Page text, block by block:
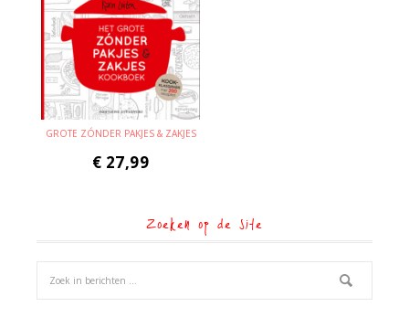
GROTE ZÓNDER PAKJES & ZAKJES
€ 27,99
Zoeken op de site